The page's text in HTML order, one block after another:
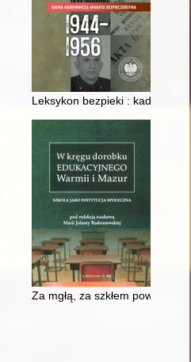
w Pomieczynie w 1945 r. :
Leksykon bezpieki : kadra
policy in Polnad in 1947-1956
Za mgłą, za szkłem